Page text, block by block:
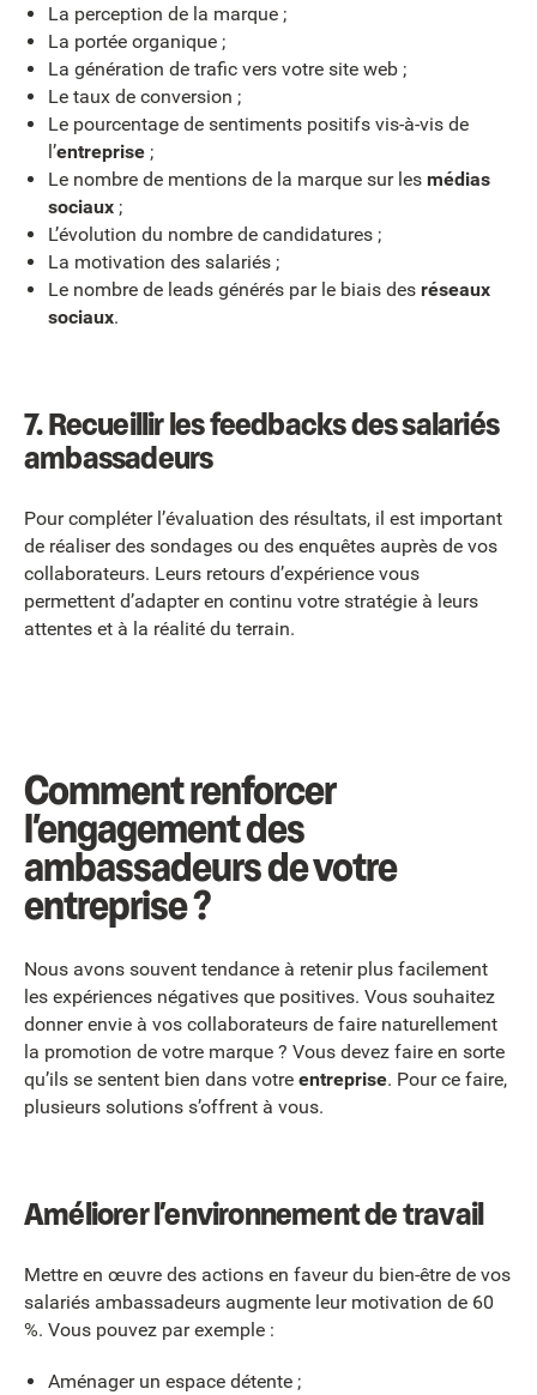
La perception de la marque ;
La portée organique ;
La génération de trafic vers votre site web ;
Le taux de conversion ;
Le pourcentage de sentiments positifs vis-à-vis de
l’entreprise;
Le nombre de mentions de la marque sur les médias
sociaux;
L’évolution du nombre de candidatures ;
La motivation des salariés ;
Le nombre de leads générés par le biais des réseaux
sociaux.
7. Recueillir les feedbacks des salariés
ambassadeurs
Pour compléter l’évaluation des résultats, il est important
de réaliser des sondages ou des enquêtes auprès de vos
collaborateurs. Leurs retours d’expérience vous
permettent d’adapter en continu votre stratégie à leurs
attentes et à la réalité du terrain.
Comment renforcer
l’engagement des
ambassadeurs de votre
entreprise ?
Nous avons souvent tendance à retenir plus facilement
les expériences négatives que positives. Vous souhaitez
donner envie à vos collaborateurs de faire naturellement
la promotion de votre marque ? Vous devez faire en sorte
qu’ils se sentent bien dans votre entreprise. Pour ce faire,
plusieurs solutions s’offrent à vous.
Améliorer l’environnement de travail
Mettre en œuvre des actions en faveur du bien-être de vos
salariés ambassadeurs augmente leur motivation de 60
%. Vous pouvez par exemple :
Aménager un espace détente ;